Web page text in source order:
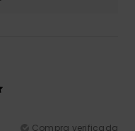
Compra verificada